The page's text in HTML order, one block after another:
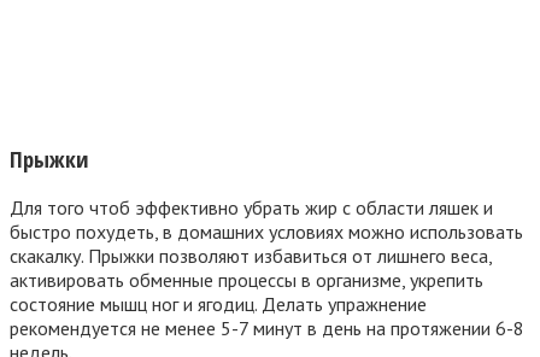
Прыжки
Для того чтоб эффективно убрать жир с области ляшек и
быстро похудеть, в домашних условиях можно использовать
скакалку. Прыжки позволяют избавиться от лишнего веса,
активировать обменные процессы в организме, укрепить
состояние мышц ног и ягодиц. Делать упражнение
рекомендуется не менее 5-7 минут в день на протяжении 6-8